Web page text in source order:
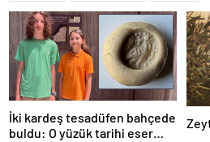
İki kardeş tesadüfen bahçede
buldu: O yüzük tarihi eser